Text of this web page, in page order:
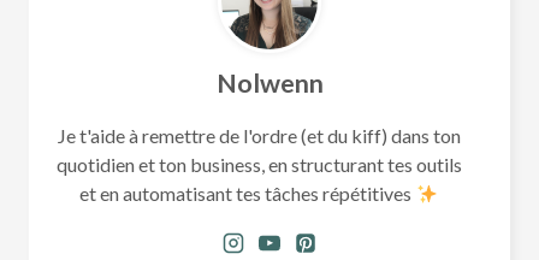
Nolwenn
Je t'aide à remettre de l'ordre (et du kiff) dans ton
quotidien et ton business, en structurant tes outils
et en automatisant tes tâches répétitives